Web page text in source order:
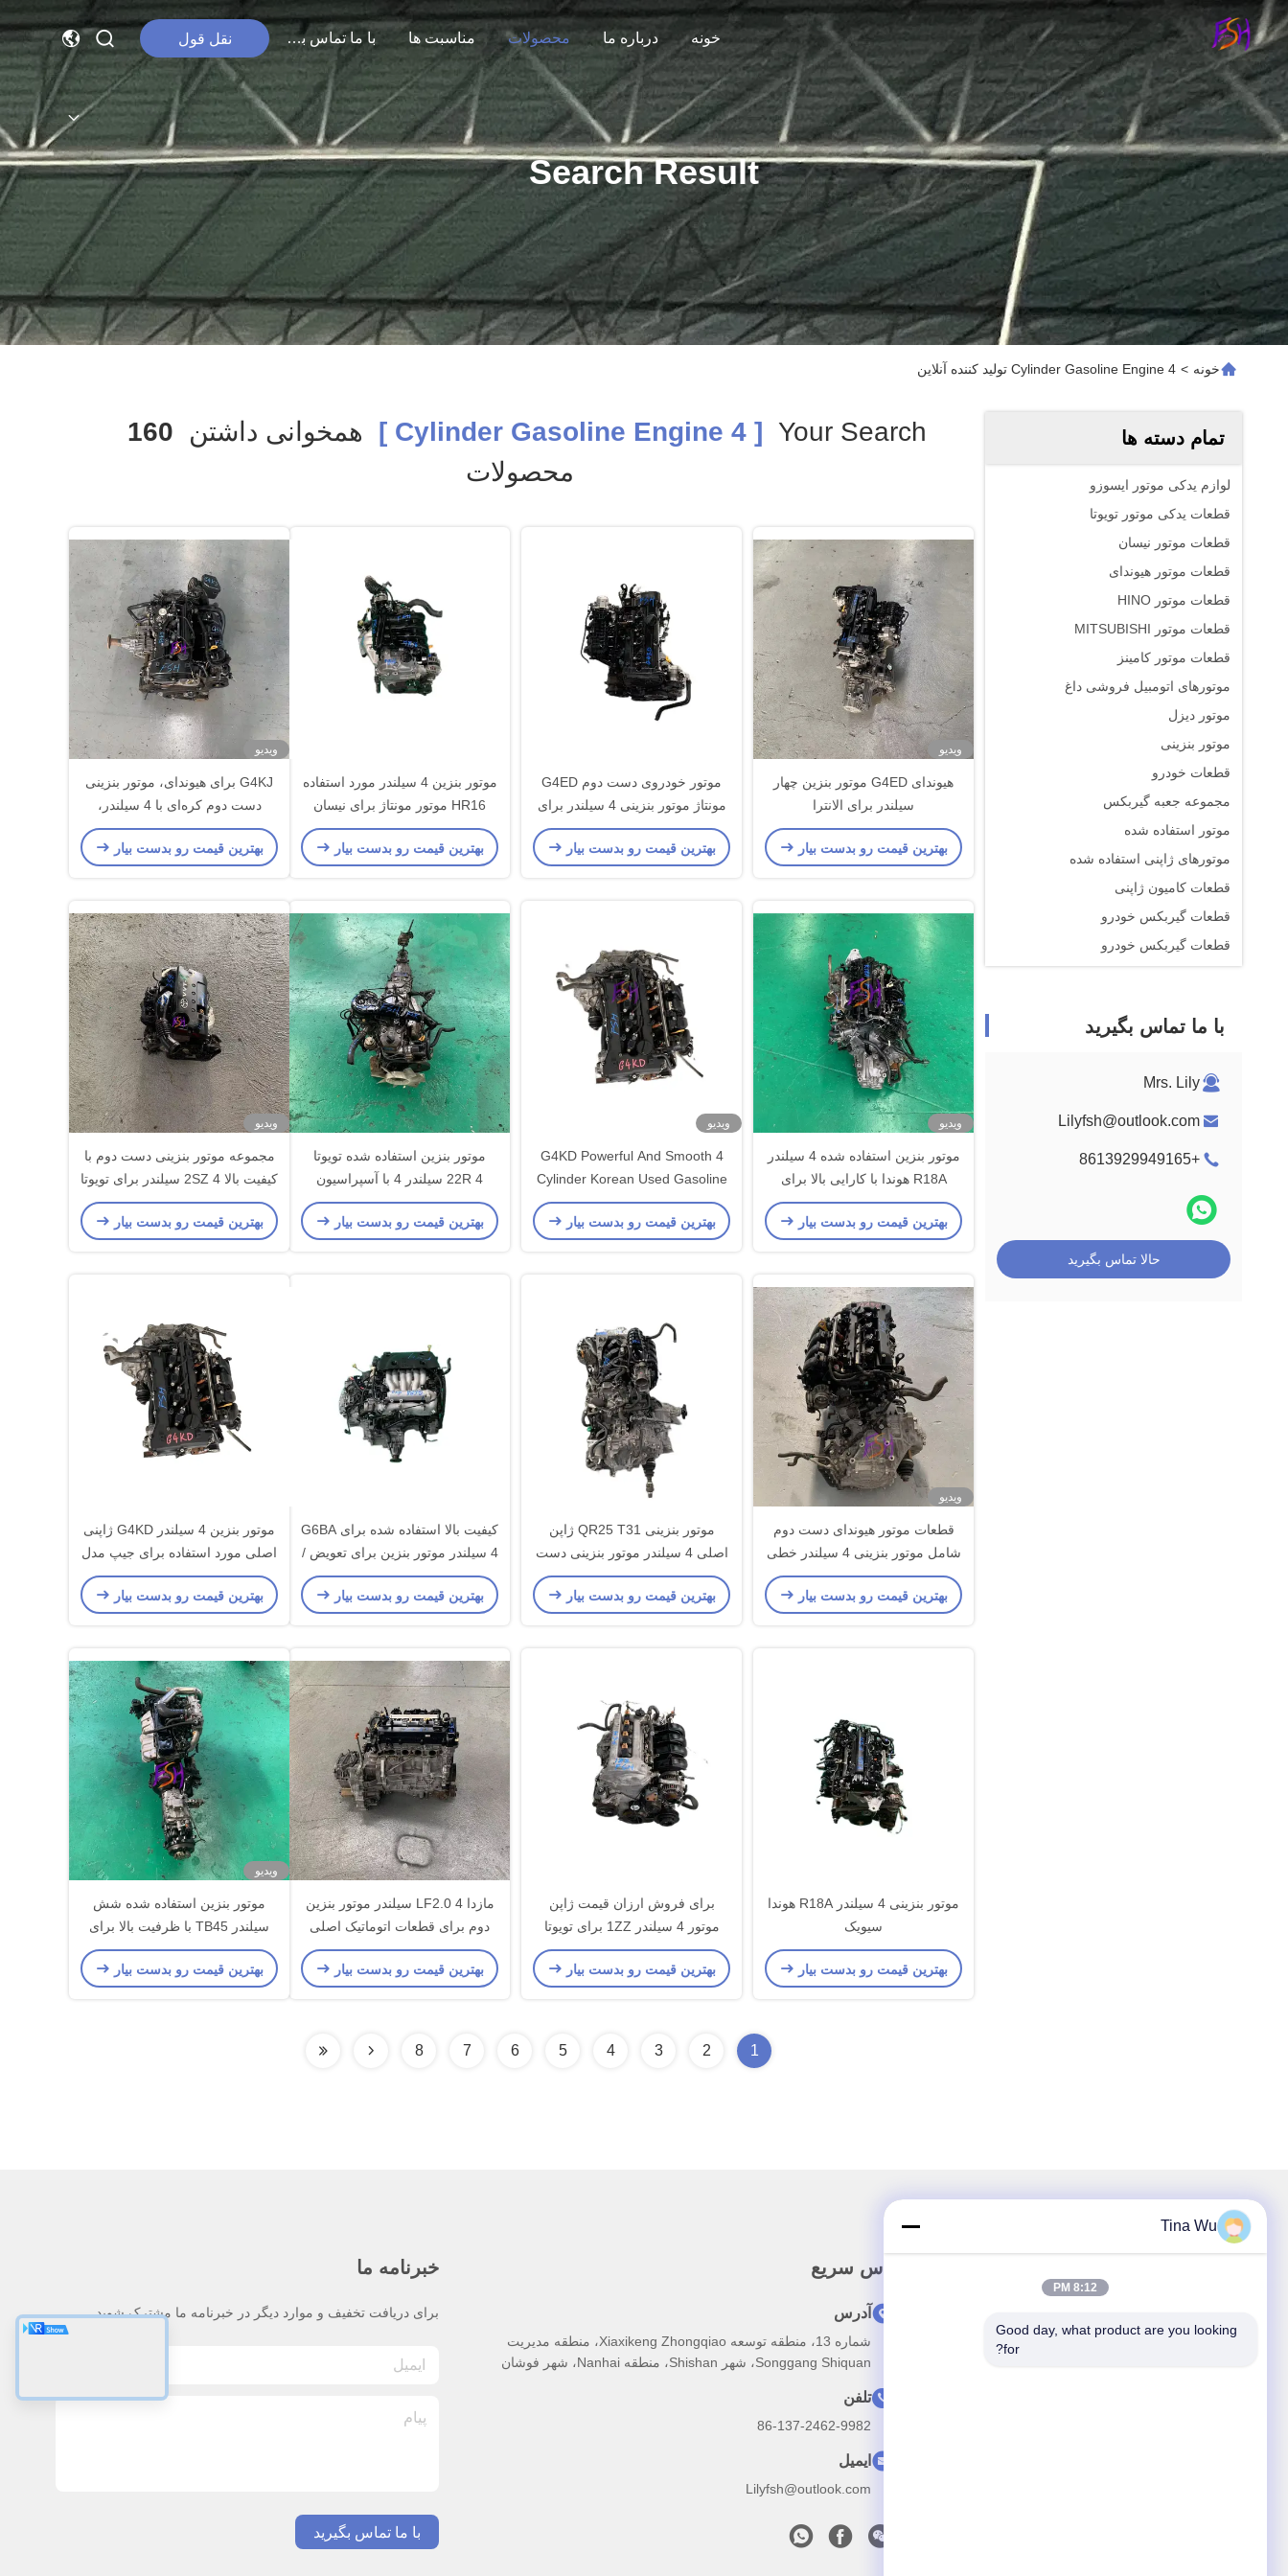
خونه درباره ما محصولات مناسبت ها با ما تماس بگیرید نقل قول
Search Result
خونه > 4 Cylinder Gasoline Engine تولید کننده آنلاین
تمام دسته ها
لوازم یدکی موتور ایسوزو
قطعات یدکی موتور تویوتا
قطعات موتور نیسان
قطعات موتور هیوندای
قطعات موتور HINO
قطعات موتور MITSUBISHI
قطعات موتور کامینز
موتورهای اتومبیل فروشی داغ
موتور دیزل
موتور بنزینی
قطعات خودرو
مجموعه جعبه گیربکس
موتور استفاده شده
موتورهای ژاپنی استفاده شده
قطعات کامیون ژاپنی
قطعات گیربکس خودرو
قطعات گیربکس خودرو
با ما تماس بگیرید
Mrs. Lily
Lilyfsh@outlook.com
+8613929949165
حالا تماس بگیرید
Your Search
[ 4 Cylinder Gasoline Engine ] همخوانی داشتن 160
محصولات
ویدیو
هیوندای G4ED موتور بنزین چهار
سیلندر برای الانترا
بهترین قیمت رو بدست بیار
موتور خودروی دست دوم G4ED
مونتاژ موتور بنزینی 4 سیلندر برای
هیوندای
بهترین قیمت رو بدست بیار
موتور بنزین 4 سیلندر مورد استفاده
HR16 موتور مونتاژ برای نیسان
بهترین قیمت رو بدست بیار
ویدیو
G4KJ برای هیوندای، موتور بنزینی
دست دوم کره‌ای با 4 سیلندر،
محکم و قابل اعتماد
بهترین قیمت رو بدست بیار
ویدیو
موتور بنزین استفاده شده 4 سیلندر
R18A هوندا با کارایی بالا برای
اتومبیل های کوچک
بهترین قیمت رو بدست بیار
ویدیو
G4KD Powerful And Smooth 4
Cylinder Korean Used Gasoline
Engine Assembly for Hyun dai
بهترین قیمت رو بدست بیار
موتور بنزین استفاده شده تویوتا
22R 4 سیلندر 4 با آسپراسیون
طبیعی
بهترین قیمت رو بدست بیار
ویدیو
مجموعه موتور بنزینی دست دوم با
کیفیت بالا 2SZ 4 سیلندر برای تویوتا
یاریس
بهترین قیمت رو بدست بیار
ویدیو
قطعات موتور هیوندای دست دوم
شامل موتور بنزینی 4 سیلندر خطی
2.4 لیتری G4KD با قدرت پایدار
بهترین قیمت رو بدست بیار
موتور بنزینی QR25 T31 ژاپن
اصلی 4 سیلندر موتور بنزینی دست
دوم موجود در انبار
بهترین قیمت رو بدست بیار
کیفیت بالا استفاده شده برای G6BA
4 سیلندر موتور بنزین برای تعویض /
تعمیر
بهترین قیمت رو بدست بیار
موتور بنزین 4 سیلندر G4KD ژاپنی
اصلی مورد استفاده برای جیپ مدل
های 4JA1 / 4JG2 / 4JB1
بهترین قیمت رو بدست بیار
موتور بنزینی 4 سیلندر R18A هوندا
سیویک
بهترین قیمت رو بدست بیار
برای فروش ارزان قیمت ژاپن
موتور 4 سیلندر 1ZZ برای تویوتا
کورولا ماشین استفاده شده موتور
بنزین
بهترین قیمت رو بدست بیار
مازدا LF2.0 4 سیلندر موتور بنزین
دوم برای قطعات اتوماتیک اصلی
مازدا
بهترین قیمت رو بدست بیار
ویدیو
موتور بنزین استفاده شده شش
سیلندر TB45 با ظرفیت بالا برای
خودروهای غیر جاده ای نیسان
بهترین قیمت رو بدست بیار
1
2
3
4
5
6
7
8
تماس سریع
آدرس
شماره 13، منطقه توسعه Xiaxikeng Zhongqiao، منطقه مدیریت
Songgang Shiquan، شهر Shishan، منطقه Nanhai، شهر فوشان
تلفن
86-137-2462-9982
ایمیل
Lilyfsh@outlook.com
خبرنامه ما
برای دریافت تخفیف و موارد دیگر در خبرنامه ما مشترک شوید.
با ما تماس بگیرید
Tina Wu
8:12 PM
Good day, what product are you looking
for?